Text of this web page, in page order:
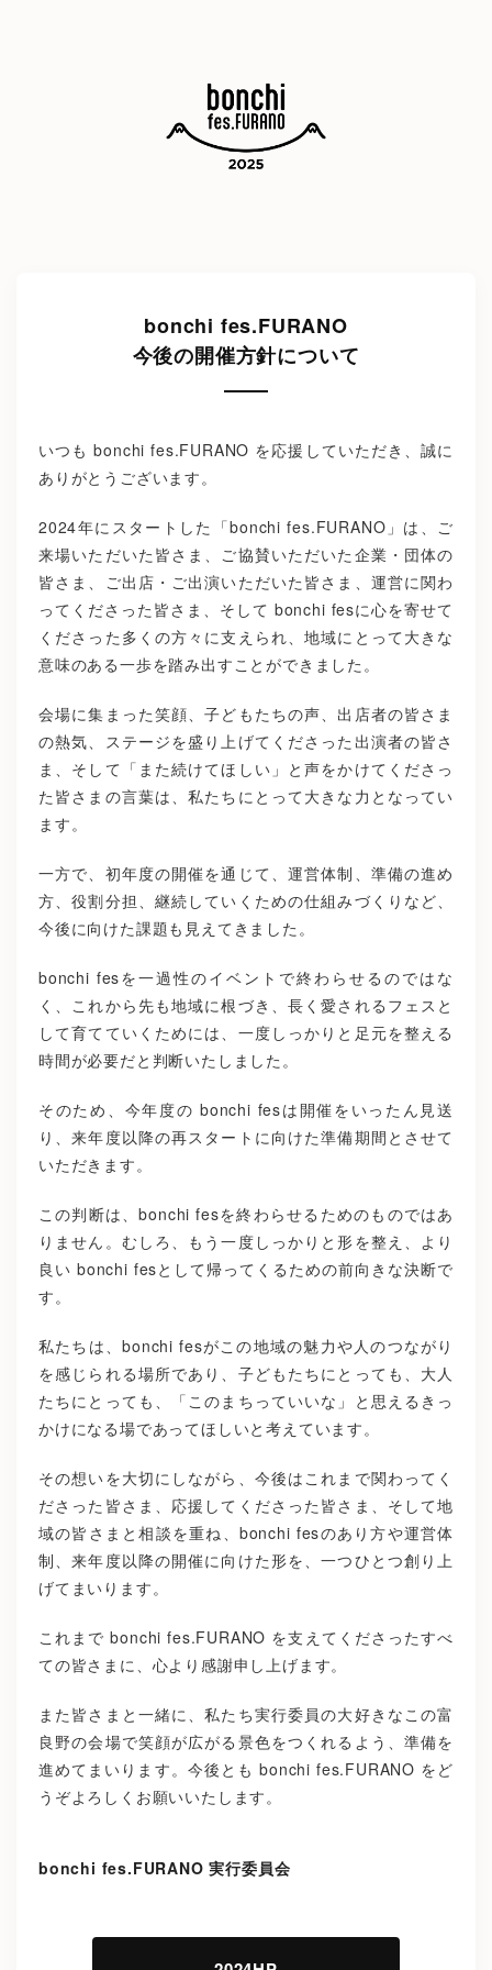
bonchi fes.FURANO
今後の開催方針について
いつも bonchi fes.FURANO を応援していただき、誠に
ありがとうございます。
2024年にスタートした「bonchi fes.FURANO」は、ご
来場いただいた皆さま、ご協賛いただいた企業・団体の
皆さま、ご出店・ご出演いただいた皆さま、運営に関わ
ってくださった皆さま、そして bonchi fesに心を寄せて
くださった多くの方々に支えられ、地域にとって大きな
意味のある一歩を踏み出すことができました。
会場に集まった笑顔、子どもたちの声、出店者の皆さま
の熱気、ステージを盛り上げてくださった出演者の皆さ
ま、そして「また続けてほしい」と声をかけてくださっ
た皆さまの言葉は、私たちにとって大きな力となってい
ます。
一方で、初年度の開催を通じて、運営体制、準備の進め
方、役割分担、継続していくための仕組みづくりなど、
今後に向けた課題も見えてきました。
bonchi fesを一過性のイベントで終わらせるのではな
く、これから先も地域に根づき、長く愛されるフェスと
して育てていくためには、一度しっかりと足元を整える
時間が必要だと判断いたしました。
そのため、今年度の bonchi fesは開催をいったん見送
り、来年度以降の再スタートに向けた準備期間とさせて
いただきます。
この判断は、bonchi fesを終わらせるためのものではあ
りません。むしろ、もう一度しっかりと形を整え、より
良い bonchi fesとして帰ってくるための前向きな決断で
す。
私たちは、bonchi fesがこの地域の魅力や人のつながり
を感じられる場所であり、子どもたちにとっても、大人
たちにとっても、「このまちっていいな」と思えるきっ
かけになる場であってほしいと考えています。
その想いを大切にしながら、今後はこれまで関わってく
ださった皆さま、応援してくださった皆さま、そして地
域の皆さまと相談を重ね、bonchi fesのあり方や運営体
制、来年度以降の開催に向けた形を、一つひとつ創り上
げてまいります。
これまで bonchi fes.FURANO を支えてくださったすべ
ての皆さまに、心より感謝申し上げます。
また皆さまと一緒に、私たち実行委員の大好きなこの富
良野の会場で笑顔が広がる景色をつくれるよう、準備を
進めてまいります。今後とも bonchi fes.FURANO をど
うぞよろしくお願いいたします。
bonchi fes.FURANO 実行委員会